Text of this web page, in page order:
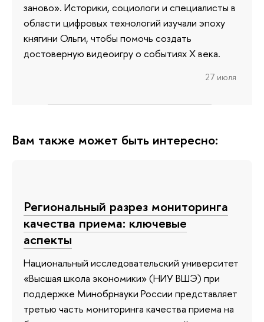
заново». Историки, социологи и специалисты в
области цифровых технологий изучали эпоху
княгини Ольги, чтобы помочь создать
достоверную видеоигру о событиях X века.
27 июля
Вам также может быть интересно:
Региональный разрез мониторинга
качества приема: ключевые
аспекты
Национальный исследовательский университет
«Высшая школа экономики» (НИУ ВШЭ) при
поддержке Минобрнауки России представляет
третью часть мониторинга качества приема на